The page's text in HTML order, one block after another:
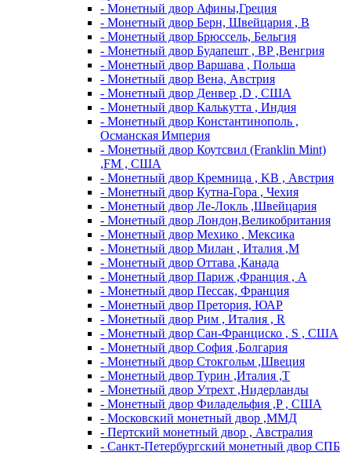
- Монетный двор Афины,Греция
- Монетный двор Берн, Швейцария , В
- Монетный двор Брюссель, Бельгия
- Монетный двор Будапешт , BP ,Венгрия
- Монетный двор Варшава , Польша
- Монетный двор Вена, Австрия
- Монетный двор Денвер ,D , США
- Монетный двор Калькутта , Индия
- Монетный двор Константинополь ,
Османская Империя
- Монетный двор Коутсвил (Franklin Mint)
,FM , США
- Монетный двор Кремница , KB , Австрия
- Монетный двор Кутна-Гора , Чехия
- Монетный двор Ле-Локль ,Швейцария
- Монетный двор Лондон,Великобритания
- Монетный двор Мехико , Мексика
- Монетный двор Милан , Италия ,M
- Монетный двор Оттава ,Канада
- Монетный двор Париж ,Франция , A
- Монетный двор Пессак, Франция
- Монетный двор Претория, ЮАР
- Монетный двор Рим , Италия , R
- Монетный двор Сан-Франциско , S , США
- Монетный двор София ,Болгария
- Монетный двор Стокгольм ,Швеция
- Монетный двор Турин ,Италия ,T
- Монетный двор Утрехт ,Нидерланды
- Монетный двор Филадельфия ,P , США
- Московский монетный двор ,ММД
- Пертский монетный двор , Австралия
- Санкт-Петербургский монетный двор СПБ